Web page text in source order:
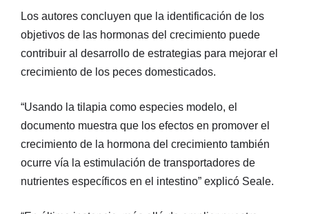
Los autores concluyen que la identificación de los
objetivos de las hormonas del crecimiento puede
contribuir al desarrollo de estrategias para mejorar el
crecimiento de los peces domesticados.
“Usando la tilapia como especies modelo, el
documento muestra que los efectos en promover el
crecimiento de la hormona del crecimiento también
ocurre vía la estimulación de transportadores de
nutrientes específicos en el intestino” explicó Seale.